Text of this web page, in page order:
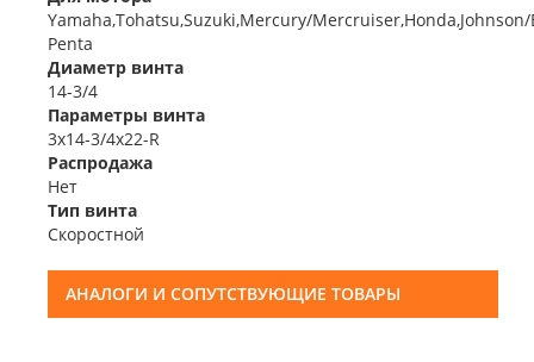
Yamaha,Tohatsu,Suzuki,Mercury/
Penta
Диаметр винта
14-3/4
Параметры винта
3x14-3/4x22-R
Распродажа
Нет
Тип винта
Скоростной
АНАЛОГИ И СОПУТСТВУЮЩИЕ ТОВАРЫ